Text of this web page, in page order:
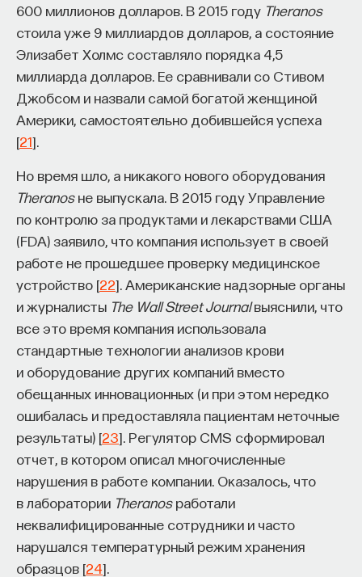
600 миллионов долларов. В 2015 году Theranos
стоила уже 9 миллиардов долларов, а состояние
Элизабет Холмс составляло порядка 4,5
миллиарда долларов. Ее сравнивали со Стивом
Джобсом и назвали самой богатой женщиной
Америки, самостоятельно добившейся успеха
[21].
Но время шло, а никакого нового оборудования
Theranosне выпускала. В 2015 году Управление
по контролю за продуктами и лекарствами США
(FDA) заявило, что компания использует в своей
работе не прошедшее проверку медицинское
устройство [22]. Американские надзорные органы
и журналисты The Wall Street Journalвыяснили, что
все это время компания использовала
стандартные технологии анализов крови
и оборудование других компаний вместо
обещанных инновационных (и при этом нередко
ошибалась и предоставляла пациентам неточные
результаты) [23]. Регулятор CMS сформировал
отчет, в котором описал многочисленные
нарушения в работе компании. Оказалось, что
в лаборатории Theranosработали
неквалифицированные сотрудники и часто
нарушался температурный режим хранения
образцов [24].